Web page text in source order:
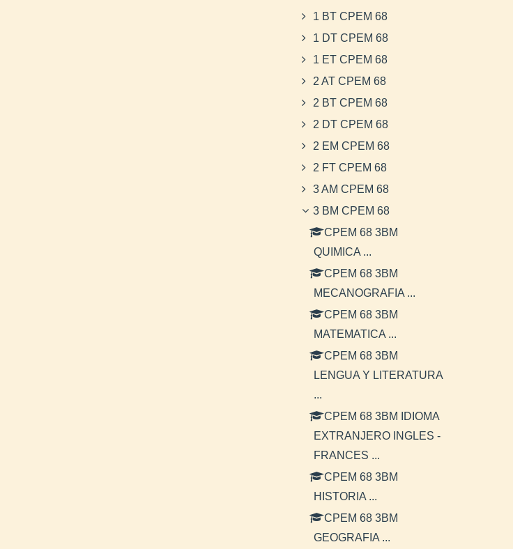
1 BT CPEM 68
1 DT CPEM 68
1 ET CPEM 68
2 AT CPEM 68
2 BT CPEM 68
2 DT CPEM 68
2 EM CPEM 68
2 FT CPEM 68
3 AM CPEM 68
3 BM CPEM 68
CPEM 68 3BM
QUIMICA ...
CPEM 68 3BM
MECANOGRAFIA ...
CPEM 68 3BM
MATEMATICA ...
CPEM 68 3BM
LENGUA Y LITERATURA
...
CPEM 68 3BM IDIOMA
EXTRANJERO INGLES -
FRANCES ...
CPEM 68 3BM
HISTORIA ...
CPEM 68 3BM
GEOGRAFIA ...